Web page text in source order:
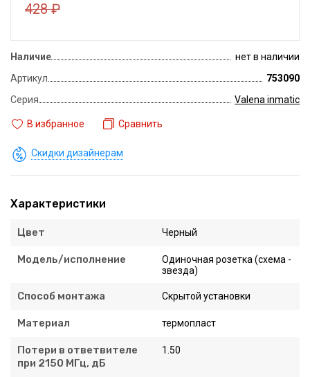
428₽
Наличие
нет в наличии
Артикул
753090
Серия
Valena inmatic
В избранное Сравнить
Скидки дизайнерам
Характеристики
Цвет Черный
Модель/исполнение
Одиночная розетка (схема -
звезда)
Способ монтажа Скрытой установки
Материал термопласт
Потери в ответвителе
при 2150 МГц, дБ
1.50